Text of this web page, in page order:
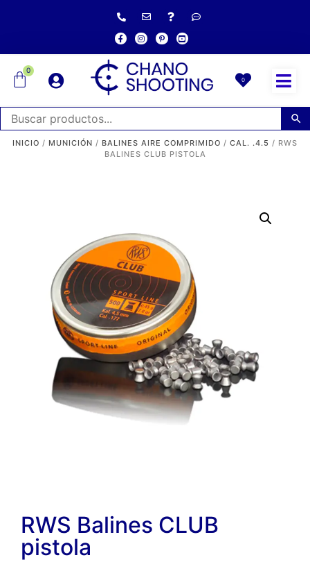
0
0
INICIO / MUNICIÓN / BALINES AIRE COMPRIMIDO / CAL. .4.5 / RWS
BALINES CLUB PISTOLA
RWS Balines CLUB
pistola